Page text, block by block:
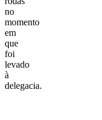
no
momento
em
que
foi
levado
à
delegacia.